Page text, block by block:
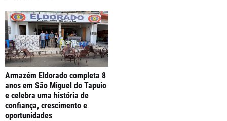
Armazém Eldorado completa 8
anos em São Miguel do Tapuio
e celebra uma história de
confiança, crescimento e
oportunidades